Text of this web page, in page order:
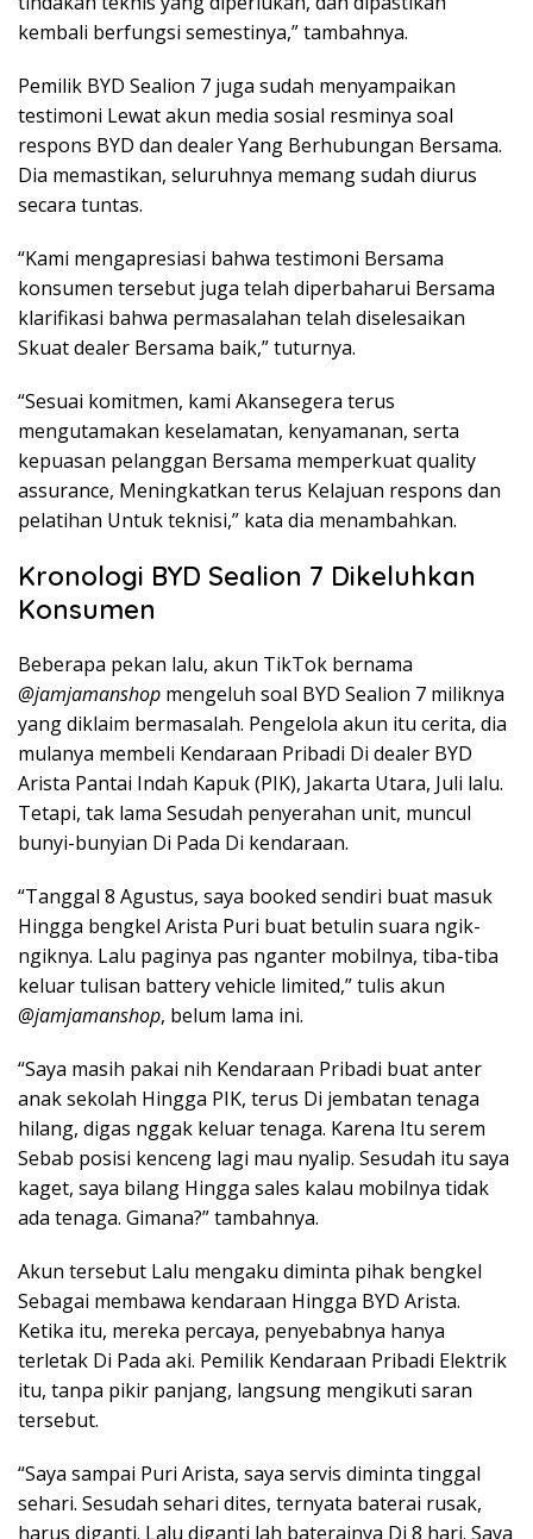
kembali berfungsi semestinya,” tambahnya.
Pemilik BYD Sealion 7 juga sudah menyampaikan
testimoni Lewat akun media sosial resminya soal
respons BYD dan dealer Yang Berhubungan Bersama.
Dia memastikan, seluruhnya memang sudah diurus
secara tuntas.
“Kami mengapresiasi bahwa testimoni Bersama
konsumen tersebut juga telah diperbaharui Bersama
klarifikasi bahwa permasalahan telah diselesaikan
Skuat dealer Bersama baik,” tuturnya.
“Sesuai komitmen, kami Akansegera terus
mengutamakan keselamatan, kenyamanan, serta
kepuasan pelanggan Bersama memperkuat quality
assurance, Meningkatkan terus Kelajuan respons dan
pelatihan Untuk teknisi,” kata dia menambahkan.
Kronologi BYD Sealion 7 Dikeluhkan
Konsumen
Beberapa pekan lalu, akun TikTok bernama
@jamjamanshop mengeluh soal BYD Sealion 7 miliknya
yang diklaim bermasalah. Pengelola akun itu cerita, dia
mulanya membeli Kendaraan Pribadi Di dealer BYD
Arista Pantai Indah Kapuk (PIK), Jakarta Utara, Juli lalu.
Tetapi, tak lama Sesudah penyerahan unit, muncul
bunyi-bunyian Di Pada Di kendaraan.
“Tanggal 8 Agustus, saya booked sendiri buat masuk
Hingga bengkel Arista Puri buat betulin suara ngik-
ngiknya. Lalu paginya pas nganter mobilnya, tiba-tiba
keluar tulisan battery vehicle limited,” tulis akun
@jamjamanshop, belum lama ini.
“Saya masih pakai nih Kendaraan Pribadi buat anter
anak sekolah Hingga PIK, terus Di jembatan tenaga
hilang, digas nggak keluar tenaga. Karena Itu serem
Sebab posisi kenceng lagi mau nyalip. Sesudah itu saya
kaget, saya bilang Hingga sales kalau mobilnya tidak
ada tenaga. Gimana?” tambahnya.
Akun tersebut Lalu mengaku diminta pihak bengkel
Sebagai membawa kendaraan Hingga BYD Arista.
Ketika itu, mereka percaya, penyebabnya hanya
terletak Di Pada aki. Pemilik Kendaraan Pribadi Elektrik
itu, tanpa pikir panjang, langsung mengikuti saran
tersebut.
“Saya sampai Puri Arista, saya servis diminta tinggal
sehari. Sesudah sehari dites, ternyata baterai rusak,
harus diganti. Lalu diganti lah baterainya Di 8 hari. Saya